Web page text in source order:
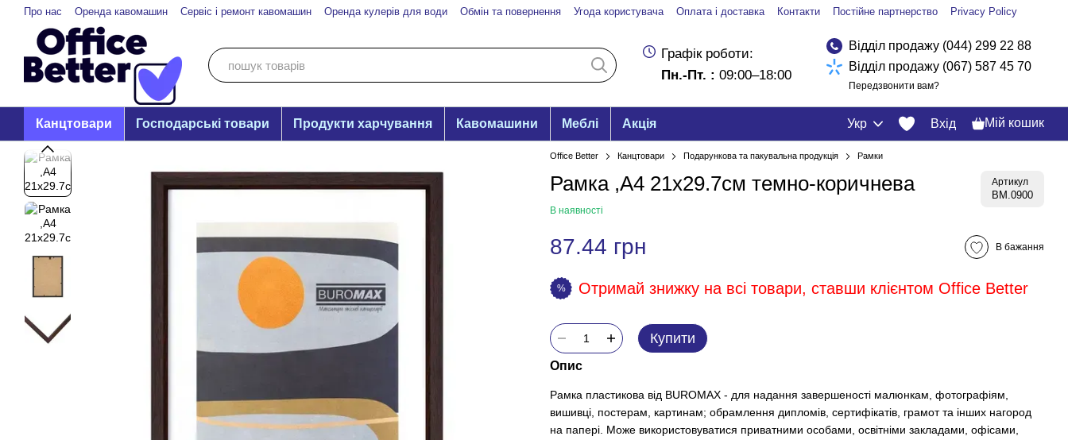
Перейти до основного контенту
Про нас Оренда кавомашин Сервіс і ремонт кавомашин Оренда кулерів для води Обмін та повернення Угода користувача Оплата і доставка Контакти Постійне партнерство Privacy Policy
Графік роботи:
Пн.-Пт. : 09:00–18:00
Відділ продажу (044) 299 22 88
Відділ продажу (067) 587 45 70
Передзвонити вам?
Канцтовари Господарські товари Продукти харчування Кавомашини Меблі Акція Укр Вхід Мій кошик
Office Better Канцтовари Подарункова та пакувальна продукція Рамки
Рамка ,А4 21х29.7см темно-коричнева Артикул
BM.0900
В наявності
87.44 грн В бажання
% Отримай знижку на всі товари, ставши клієнтом Office Better
Купити
Опис
Рамка пластикова від BUROMAX - для надання завершеності малюнкам, фотографіям,
вишивці, постерам, картинам; обрамлення дипломів, сертифікатів, грамот та інших нагород
на папері. Може використовуватися приватними особами, освітніми закладами, офісами,